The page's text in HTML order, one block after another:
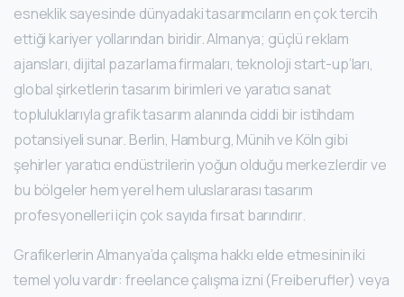
esneklik sayesinde dünyadaki tasarımcıların en çok tercih
ettiği kariyer yollarından biridir. Almanya; güçlü reklam
ajansları, dijital pazarlama firmaları, teknoloji start-up’ları,
global şirketlerin tasarım birimleri ve yaratıcı sanat
topluluklarıyla grafik tasarım alanında ciddi bir istihdam
potansiyeli sunar. Berlin, Hamburg, Münih ve Köln gibi
şehirler yaratıcı endüstrilerin yoğun olduğu merkezlerdir ve
bu bölgeler hem yerel hem uluslararası tasarım
profesyonelleri için çok sayıda fırsat barındırır.
Grafikerlerin Almanya’da çalışma hakkı elde etmesinin iki
temel yolu vardır: freelance çalışma izni (Freiberufler) veya